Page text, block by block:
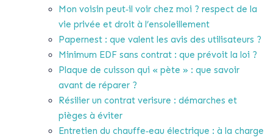
Mon voisin peut‑il voir chez moi ? respect de la
vie privée et droit à l’ensoleillement
Papernest : que valent les avis des utilisateurs ?
Minimum EDF sans contrat : que prévoit la loi ?
Plaque de cuisson qui « pète » : que savoir
avant de réparer ?
Résilier un contrat verisure : démarches et
pièges à éviter
Entretien du chauffe‑eau électrique : à la charge